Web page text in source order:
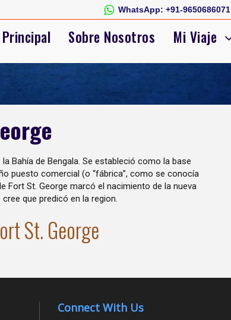
WhatsApp: +91-9650686071
Sobre Nosotros Mi Viaje
Bahía de Bengala. Se estableció como la base
puesto comercial (o “fábrica”, como se conocía
Fort St. George marcó el nacimiento de la nueva
que predicó en la region.
St. George
Connect With Us